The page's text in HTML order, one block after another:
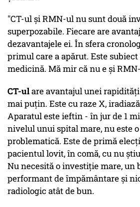
"CT-ul şi RMN-ul nu sunt două
superpozabile. Fiecare are
dezavantajele ei. În sfera
primul care a apărut. Este
medicină. Mă mir că nu e şi
CT-ulare avantajul unei
mai puţin. Este cu raze X,
Aparatul este ieftin - în jur de 1
nivelul unui spital mare, nu este
problematică. Este de primă
pacientul lovit, în comă, cu nu
Nu necesită o investiţie mare, un
performant de împământare şi
radiologic atât de bun.